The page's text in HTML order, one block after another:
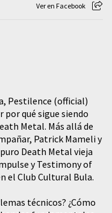
Ver en Facebook
Pestilence (official)
por qué sigue siendo
Metal. Más allá de
Patrick Mameli y
Death Metal vieja
y Testimony of
el Club Cultural Bula.
técnicos? ¿Cómo